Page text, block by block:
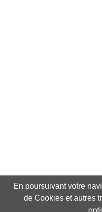
En poursuivant votre
de Cookies et autres